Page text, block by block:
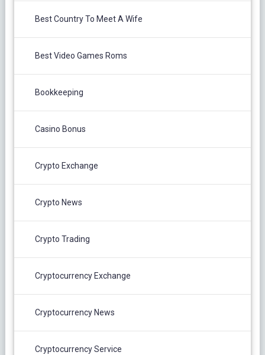
Best Country To Meet A Wife
Best Video Games Roms
Bookkeeping
Casino Bonus
Crypto Exchange
Crypto News
Crypto Trading
Cryptocurrency Exchange
Cryptocurrency News
Cryptocurrency Service